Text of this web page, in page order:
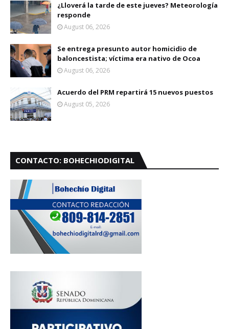
¿Lloverá la tarde de este jueves? Meteorología
responde
August 06, 2026
Se entrega presunto autor homicidio de
baloncestista; víctima era nativo de Ocoa
August 06, 2026
Acuerdo del PRM repartirá 15 nuevos puestos
August 05, 2026
CONTACTO: BOHECHIODIGITAL